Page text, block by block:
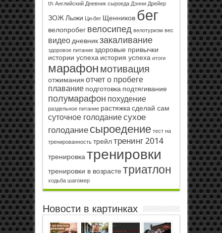
th Английский Дневник сыроеда Дэнни Дрейер
ЗОЖ Лыжи Ци-бег Щенников бег
велопробег велосипед велотуризм вес
видео дневник закаливание
здоровое питание здоровые привычки
истории успеха история успеха итоги
марафон мотивация
отжимания отчет о пробеге
плавание подготовка подтягивание
полумарафон похудение
раздельное питание растяжка сделай сам
суточное голоданиесухое
голодание сыроедение тест на
тренированность трейл тренинг 2014
тренировка тренировки
тренировки в возрасте триатлон
ходьба шагомер
Новости в картинках